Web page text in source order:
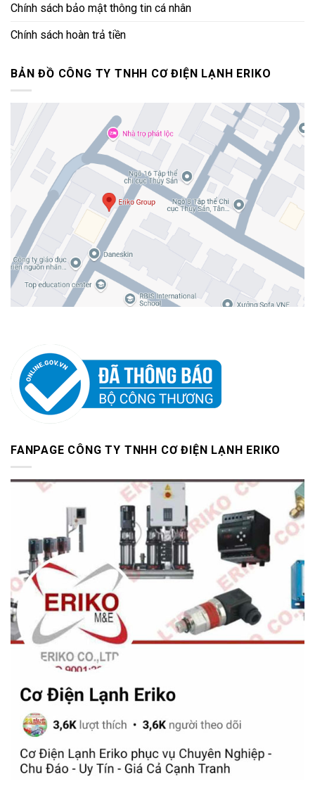
Chính sách bảo mật thông tin cá nhân
Chính sách hoàn trả tiền
BẢN ĐỒ CÔNG TY TNHH CƠ ĐIỆN LẠNH ERIKO
FANPAGE CÔNG TY TNHH CƠ ĐIỆN LẠNH ERIKO